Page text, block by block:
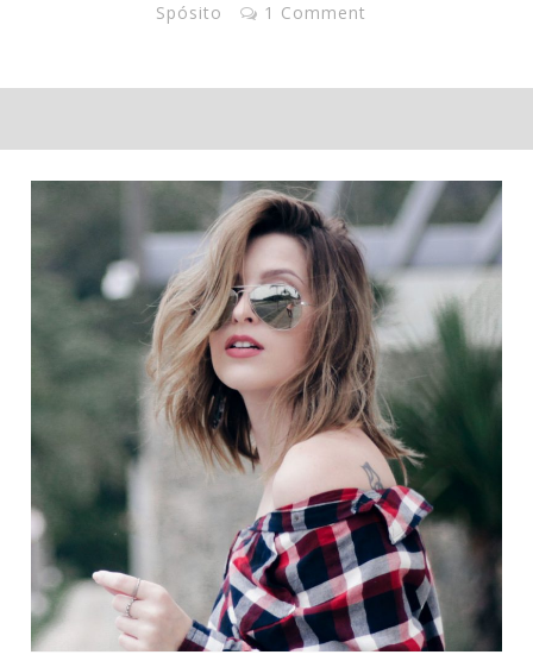
Spósito
1 Comment